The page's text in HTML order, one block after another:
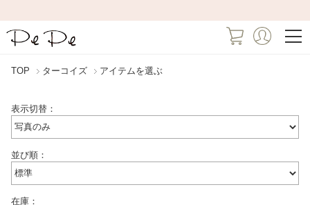
TOP ターコイズ アイテムを選ぶ
表示切替：
並び順：
在庫：